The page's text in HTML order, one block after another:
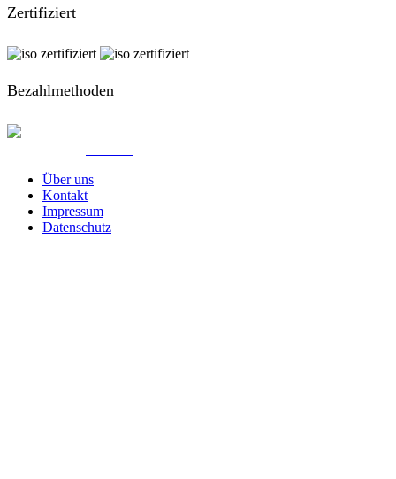
Zertifiziert
Bezahlmethoden
Über uns
Kontakt
Impressum
Datenschutz